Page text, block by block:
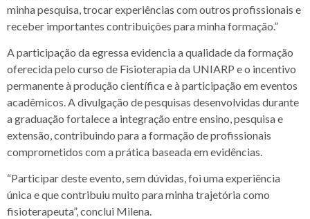
minha pesquisa, trocar experiências com outros profissionais e
receber importantes contribuições para minha formação.”
A participação da egressa evidencia a qualidade da formação
oferecida pelo curso de Fisioterapia da UNIARP e o incentivo
permanente à produção científica e à participação em eventos
acadêmicos. A divulgação de pesquisas desenvolvidas durante
a graduação fortalece a integração entre ensino, pesquisa e
extensão, contribuindo para a formação de profissionais
comprometidos com a prática baseada em evidências.
“Participar deste evento, sem dúvidas, foi uma experiência
única e que contribuiu muito para minha trajetória como
fisioterapeuta”, conclui Milena.